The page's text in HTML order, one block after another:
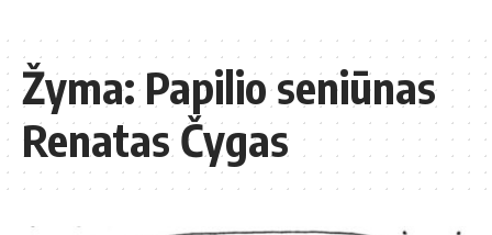
Žyma:Papilio seniūnas
Renatas Čygas